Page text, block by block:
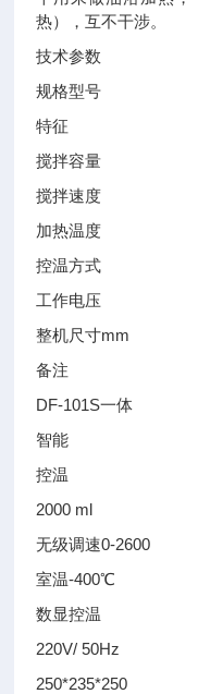
热），互不干涉。
技术参数
规格型号
特征
搅拌容量
搅拌速度
加热温度
控温方式
工作电压
整机尺寸mm
备注
DF-101S一体
智能
控温
2000 ml
无级调速0-2600
室温-400℃
数显控温
220V/ 50Hz
250*235*250